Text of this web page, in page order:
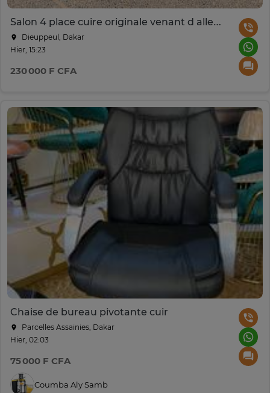
Salon 4 place cuire originale venant d allemangne
Dieuppeul, Dakar
Hier, 15:23
230 000 F CFA
Chaise de bureau pivotante cuir
Parcelles Assainies, Dakar
Hier, 02:03
75 000 F CFA
Coumba Aly Samb